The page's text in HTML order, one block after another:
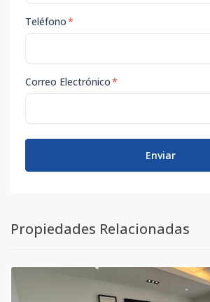
Teléfono*
Correo Electrónico*
Enviar
Propiedades Relacionadas